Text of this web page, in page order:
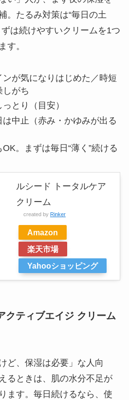
。たるみ対策は“毎日の土
は続けやすいクリームを1つ
す。
が気になりはじめた／時短
しがち
とり（目安）
中止（赤み・かゆみが出る
。まずは毎日“薄く”続ける
ルシード トータルケア
クリーム
created by Rinker
Amazon
楽天市場
Yahooショッピング
クティブエイジ クリーム
ど、保湿は必要」な人向
るときは、肌の水分不足が
ます。毎日続けるなら、使